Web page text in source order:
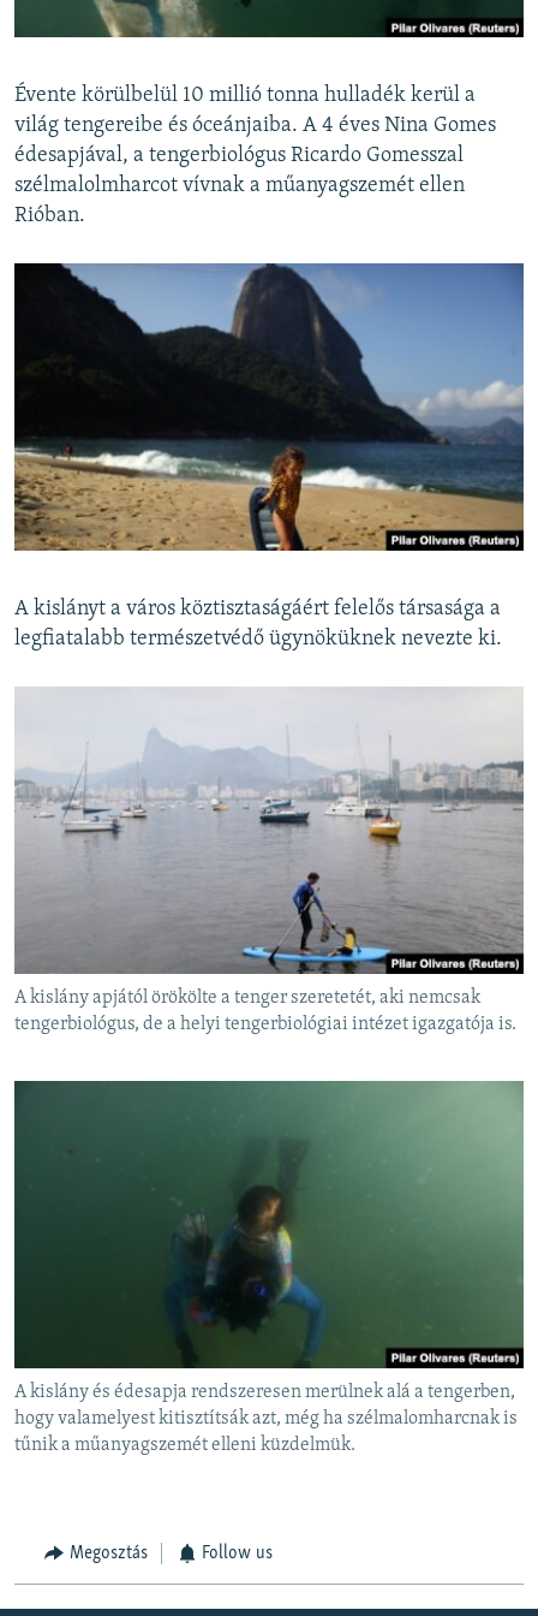
EURÓPAI UNIÓ
KLÍMAVÁLTOZÁS
A MÚLT TANULSÁGAI
KÖVESSEN MINKET!
Valamennyi RFE/RL weboldal
Évente körülbelül 10 millió tonna hulladék kerül a
világ tengereibe és óceánjaiba. A 4 éves Nina Gomes
édesapjával, a tengerbiológus Ricardo Gomesszal
szélmalolmharcot vívnak a műanyagszemét ellen
Rióban.
A kislányt a város köztisztaságáért felelős társasága a
legfiatalabb természetvédő ügynöküknek nevezte ki.
A kislány apjától örökölte a tenger szeretetét, aki nemcsak
tengerbiológus, de a helyi tengerbiológiai intézet igazgatója is.
A kislány és édesapja rendszeresen merülnek alá a tengerben,
hogy valamelyest kitisztítsák azt, még ha szélmalomharcnak is
tűnik a műanyagszemét elleni küzdelmük.
Megosztás Follow us